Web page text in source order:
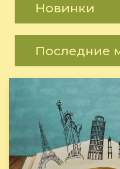
Новинки
Последние